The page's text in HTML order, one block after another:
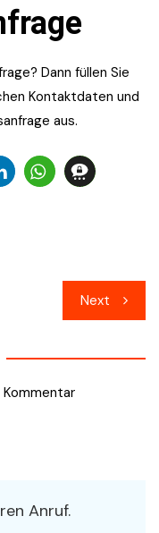
Dann füllen Sie
Kontaktdaten und
aus.
Next
Kommentar
Anruf.